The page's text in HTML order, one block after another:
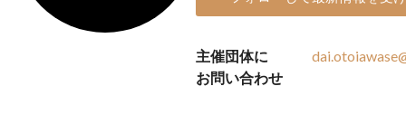
主催団体に
お問い合わせ